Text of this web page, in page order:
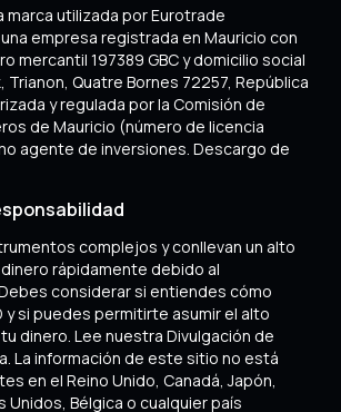
marca utilizada por Eurotrade
empresa registrada en Mauricio con
mercantil 197389 GBC y domicilio social
Trianon, Quatre Bornes 72257, República
y regulada por la Comisión de
de Mauricio (número de licencia
agente de inversiones. Descargo de
complejos y conllevan un alto
rápidamente debido al
considerar si entiendes cómo
y si puedes permitirte asumir el alto
dinero. Lee nuestra Divulgación de
La información de este sitio no está
en el Reino Unido, Canadá, Japón,
Unidos, Bélgica o cualquier país